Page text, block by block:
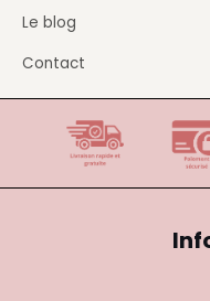
Le blog
Contact